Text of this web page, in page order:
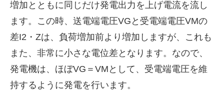
増加とともに同じだけ発電出力を上げ電流を流し
ます。この時、送電端電圧VGと受電端電圧VMの
差I2・Zは、負荷増加前より増加しますが、これも
また、非常に小さな電位差となります。なので、
発電機は、ほぼVG＝VMとして、受電端電圧を維
持するように発電を行います。